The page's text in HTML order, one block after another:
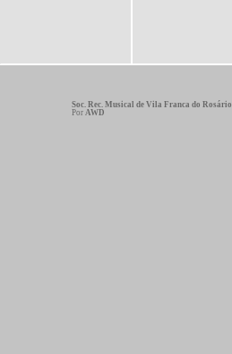
Soc. Rec. Musical de Vila Franca do Rosário
Por AWD